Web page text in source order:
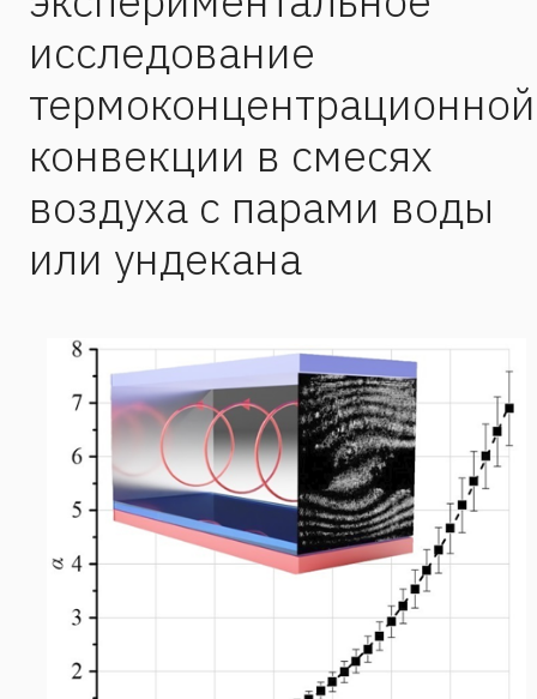
исследование
термоконцентрационной
конвекции в смесях
воздуха с парами воды
или ундекана